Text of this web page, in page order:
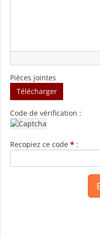
Pièces jointes
Télécharger
Code de vérification :
Recopiez ce code * :